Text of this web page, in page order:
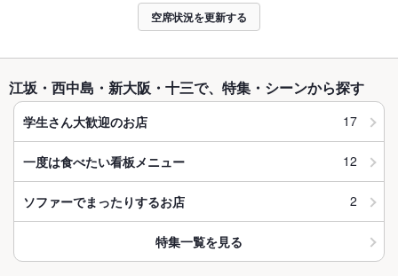
空席状況を更新する
江坂・西中島・新大阪・十三で、特集・シーンから探す
学生さん大歓迎のお店 17
一度は食べたい看板メニュー 12
ソファーでまったりするお店 2
特集一覧を見る